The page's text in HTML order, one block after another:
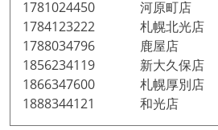
1781024450 河原町店
1784123222 札幌北光店
1788034796 鹿屋店
1856234119 新大久保店
1866347600 札幌厚別店
1888344121 和光店